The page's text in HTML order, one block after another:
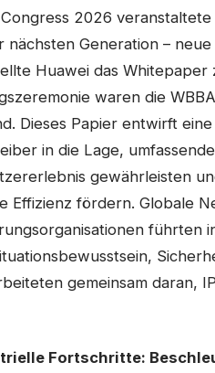
2026 veranstaltete
Generation –
Huawei das Whitepaper
waren die
Dieses Papier entwirft
in die Lage,
gewährleisten
Effizienz fördern. Globale
führten
gemeinsam daran,
Fortschritte: